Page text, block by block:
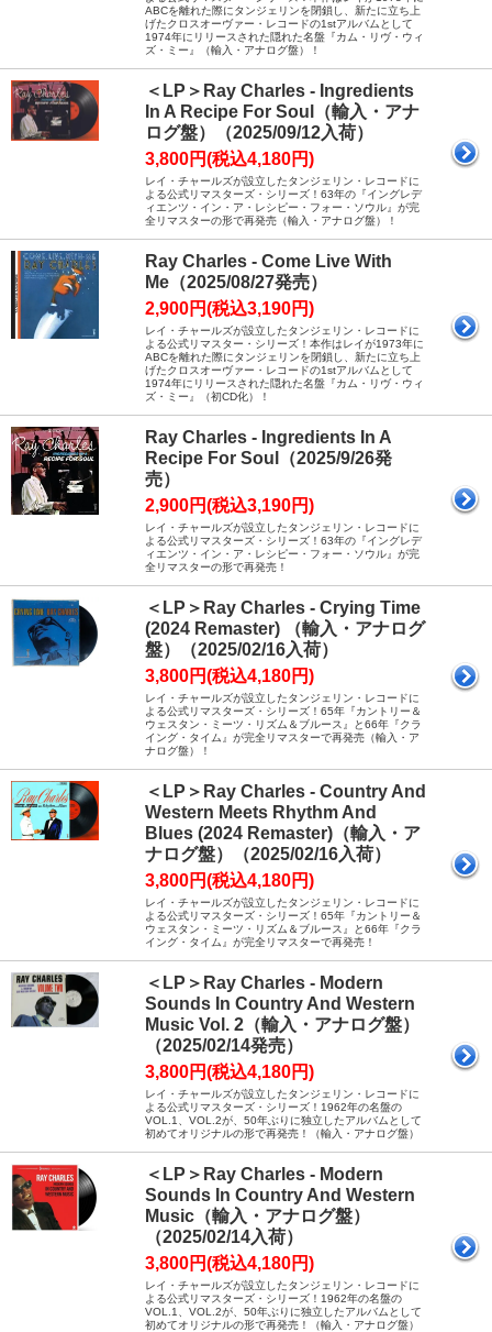
ABCを離れた際にタンジェリンを閉鎖し、新たに立ち上
げたクロスオーヴァー・レコードの1stアルバムとして
1974年にリリースされた隠れた名盤『カム・リヴ・ウィ
ズ・ミー』（輸入・アナログ盤）！
＜LP＞Ray Charles - Ingredients
In A Recipe For Soul（輸入・アナ
ログ盤）（2025/09/12入荷）
3,800円(税込4,180円)
レイ・チャールズが設立したタンジェリン・レコードに
よる公式リマスターズ・シリーズ！63年の『イングレデ
ィエンツ・イン・ア・レシピー・フォー・ソウル』が完
全リマスターの形で再発売（輸入・アナログ盤）！
Ray Charles - Come Live With
Me（2025/08/27発売）
2,900円(税込3,190円)
レイ・チャールズが設立したタンジェリン・レコードに
よる公式リマスター・シリーズ！本作はレイが1973年に
ABCを離れた際にタンジェリンを閉鎖し、新たに立ち上
げたクロスオーヴァー・レコードの1stアルバムとして
1974年にリリースされた隠れた名盤『カム・リヴ・ウィ
ズ・ミー』（初CD化）！
Ray Charles - Ingredients In A
Recipe For Soul（2025/9/26発
売）
2,900円(税込3,190円)
レイ・チャールズが設立したタンジェリン・レコードに
よる公式リマスターズ・シリーズ！63年の『イングレデ
ィエンツ・イン・ア・レシピー・フォー・ソウル』が完
全リマスターの形で再発売！
＜LP＞Ray Charles - Crying Time
(2024 Remaster) （輸入・アナログ
盤）（2025/02/16入荷）
3,800円(税込4,180円)
レイ・チャールズが設立したタンジェリン・レコードに
よる公式リマスターズ・シリーズ！65年『カントリー＆
ウェスタン・ミーツ・リズム＆ブルース』と66年『クラ
イング・タイム』が完全リマスターで再発売（輸入・ア
ナログ盤）！
＜LP＞Ray Charles - Country And
Western Meets Rhythm And
Blues (2024 Remaster)（輸入・ア
ナログ盤）（2025/02/16入荷）
3,800円(税込4,180円)
レイ・チャールズが設立したタンジェリン・レコードに
よる公式リマスターズ・シリーズ！65年『カントリー＆
ウェスタン・ミーツ・リズム＆ブルース』と66年『クラ
イング・タイム』が完全リマスターで再発売！
＜LP＞Ray Charles - Modern
Sounds In Country And Western
Music Vol. 2（輸入・アナログ盤）
（2025/02/14発売）
3,800円(税込4,180円)
レイ・チャールズが設立したタンジェリン・レコードに
よる公式リマスターズ・シリーズ！1962年の名盤の
VOL.1、VOL.2が、50年ぶりに独立したアルバムとして
初めてオリジナルの形で再発売！（輸入・アナログ盤）
＜LP＞Ray Charles - Modern
Sounds In Country And Western
Music（輸入・アナログ盤）
（2025/02/14入荷）
3,800円(税込4,180円)
レイ・チャールズが設立したタンジェリン・レコードに
よる公式リマスターズ・シリーズ！1962年の名盤の
VOL.1、VOL.2が、50年ぶりに独立したアルバムとして
初めてオリジナルの形で再発売！（輸入・アナログ盤）